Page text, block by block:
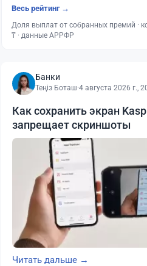
Весь рейтинг →
Доля выплат от собранных премий ·
₸ · данные АРРФР
Банки
Теңіз Боташ·4 августа 2026 г.,
Как сохранить экран
запрещает скриншоты
Читать дальше →